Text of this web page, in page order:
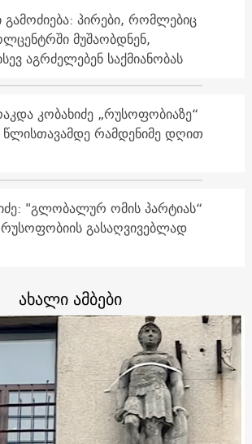
პირები, რომლებიც
მუშაობდნენ,
აგრძელებენ საქმიანობას
კობახიძე „რუსოფობიაზე“
წლისთავამდე რამდენიმე დღით
"გლობალურ ომის პარტიას“
რუსოფობიის გასაღვივებლად
ახალი ამბები